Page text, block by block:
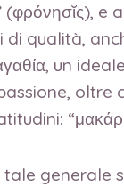
e
di qualità,
un
oltre
generale